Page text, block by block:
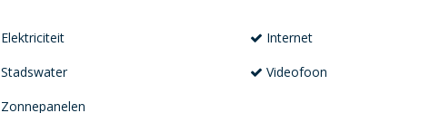
Elektriciteit
Internet
Stadswater
Videofoon
Zonnepanelen